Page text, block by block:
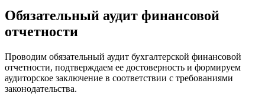
Обязательный аудит финансовой
отчетности
Проводим обязательный аудит бухгалтерской финансовой
отчетности, подтверждаем ее достоверность и формируем
аудиторское заключение в соответствии с требованиями
законодательства.